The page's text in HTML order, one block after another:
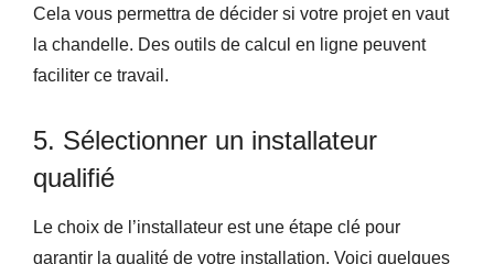
Cela vous permettra de décider si votre projet en vaut
la chandelle. Des outils de calcul en ligne peuvent
faciliter ce travail.
5. Sélectionner un installateur
qualifié
Le choix de l’installateur est une étape clé pour
garantir la qualité de votre installation. Voici quelques